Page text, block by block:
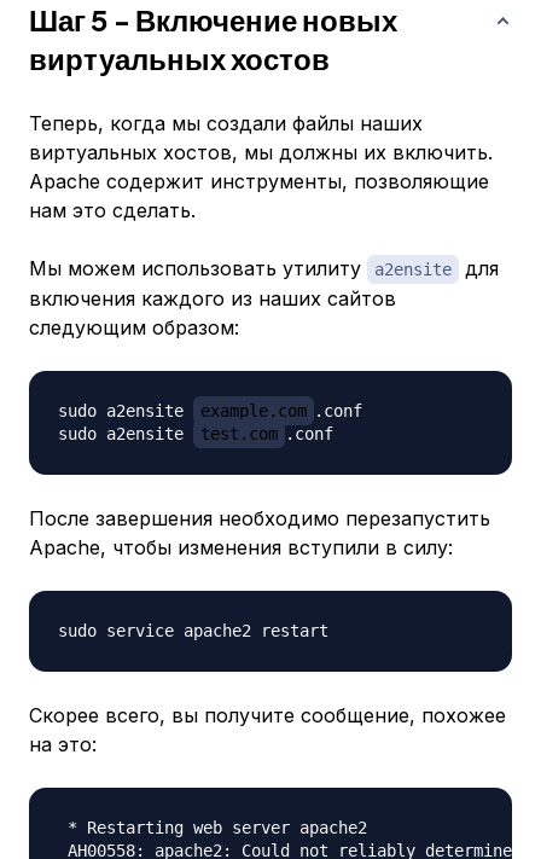
Шаг 5 - Включение новых
виртуальных хостов
Теперь, когда мы создали файлы наших
виртуальных хостов, мы должны их включить.
Apache содержит инструменты, позволяющие
нам это сделать.
Мы можем использовать утилиту a2ensite
для
включения каждого из наших сайтов
следующим образом:
sudo a2ensite example.com .conf
sudo a2ensite
test.com
После завершения необходимо перезапустить
Apache, чтобы изменения вступили в силу:
Скорее всего, вы получите сообщение, похожее
на это:
* Restarting web server apache2